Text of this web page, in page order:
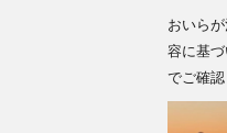
おいら
容に基
でご確認